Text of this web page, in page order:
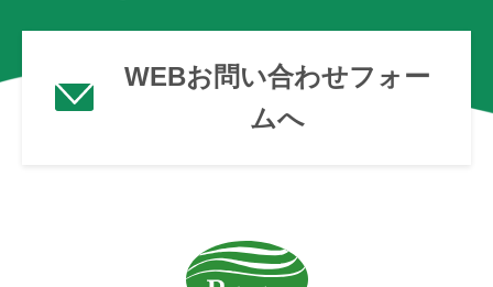
WEBお問い合わせフォー
ムへ